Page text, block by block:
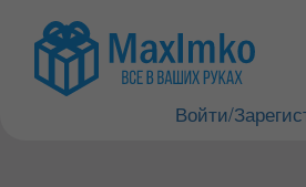
Войти/